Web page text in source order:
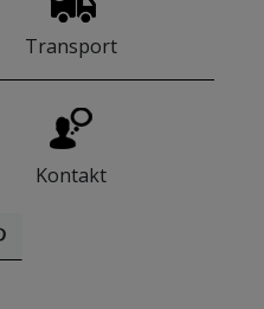
Transport
Kontakt